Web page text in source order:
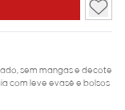
sem mangas e decote
com leve evasê e bolsos